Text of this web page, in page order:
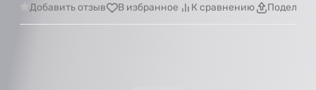
Добавить отзыв В избранное К сравнению